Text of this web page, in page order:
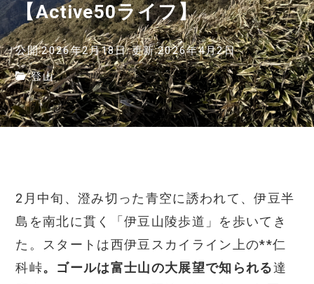
【Active50ライフ】
公開:2026年2月18日 更新:2026年4月2日
登山
2月中旬、澄み切った青空に誘われて、伊豆半
島を南北に貫く「伊豆山陵歩道」を歩いてき
た。スタートは西伊豆スカイライン上の**仁
科峠。ゴールは富士山の大展望で知られる達